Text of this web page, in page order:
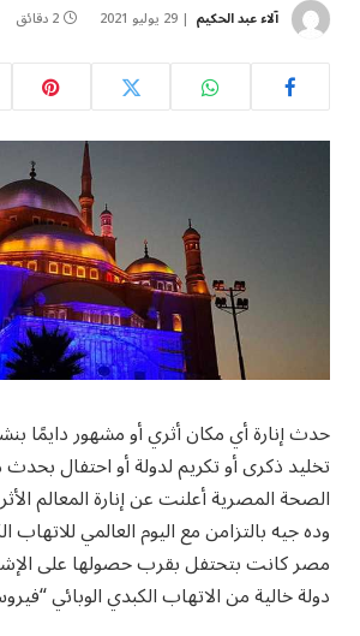
آلاء عبد الحكيم 29 يوليو 2021 2 دقائق
حدث إنارة أي مكان أثري أو مشهور دايمًا
تخليد ذكرى أو تكريم لدولة أو احتفال بحدث
الصحة المصرية أعلنت عن إنارة المعالم
وده جيه بالتزامن مع اليوم العالمي للاتهاب
مصر كانت بتحتفل بقرب حصولها على
دولة خالية من الاتهاب الكبدي الوبائي